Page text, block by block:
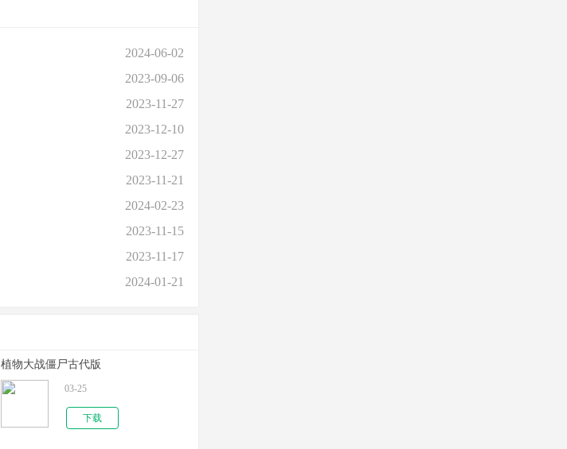
2024-06-02
2023-09-06
2023-11-27
2023-12-10
2023-12-27
2023-11-21
2024-02-23
2023-11-15
2023-11-17
2024-01-21
植物大战僵尸古代版
03-25
下载